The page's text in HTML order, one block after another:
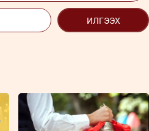
ИЛГЭЭХ